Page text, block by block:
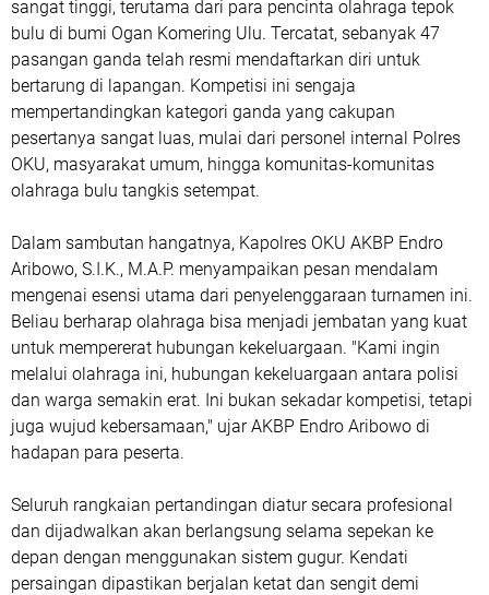
sangat tinggi, terutama dari para pencinta olahraga tepok
bulu di bumi Ogan Komering Ulu. Tercatat, sebanyak 47
pasangan ganda telah resmi mendaftarkan diri untuk
bertarung di lapangan. Kompetisi ini sengaja
mempertandingkan kategori ganda yang cakupan
pesertanya sangat luas, mulai dari personel internal Polres
OKU, masyarakat umum, hingga komunitas-komunitas
olahraga bulu tangkis setempat.
Dalam sambutan hangatnya, Kapolres OKU AKBP Endro
Aribowo, S.I.K., M.A.P. menyampaikan pesan mendalam
mengenai esensi utama dari penyelenggaraan turnamen ini.
Beliau berharap olahraga bisa menjadi jembatan yang kuat
untuk mempererat hubungan kekeluargaan. "Kami ingin
melalui olahraga ini, hubungan kekeluargaan antara polisi
dan warga semakin erat. Ini bukan sekadar kompetisi, tetapi
juga wujud kebersamaan," ujar AKBP Endro Aribowo di
hadapan para peserta.
Seluruh rangkaian pertandingan diatur secara profesional
dan dijadwalkan akan berlangsung selama sepekan ke
depan dengan menggunakan sistem gugur. Kendati
persaingan dipastikan berjalan ketat dan sengit demi